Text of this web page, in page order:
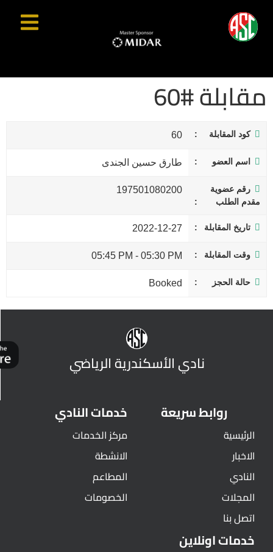
مقابلة #60
كود المقابلة 60
اسم العضو طارق حسين الجندى
رقم عضوية
مقدم الطلب
197501080200
تاريخ المقابلة 2022-12-27
وقت المقابلة 05:30 PM
-
05:45 PM
حالة الحجز Booked
نادي الأسكندرية الرياضي
روابط سريعة
الرئيسية
الاخبار
النادي
المجلات
اتصل بنا
خدمات النادي
مركز الخدمات
الانشطة
المطاعم
الخصومات
خدمات اونلاين